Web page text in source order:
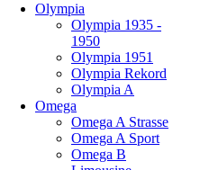
Olympia
Olympia 1935 -
1950
Olympia 1951
Olympia Rekord
Olympia A
Omega
Omega A Strasse
Omega A Sport
Omega B